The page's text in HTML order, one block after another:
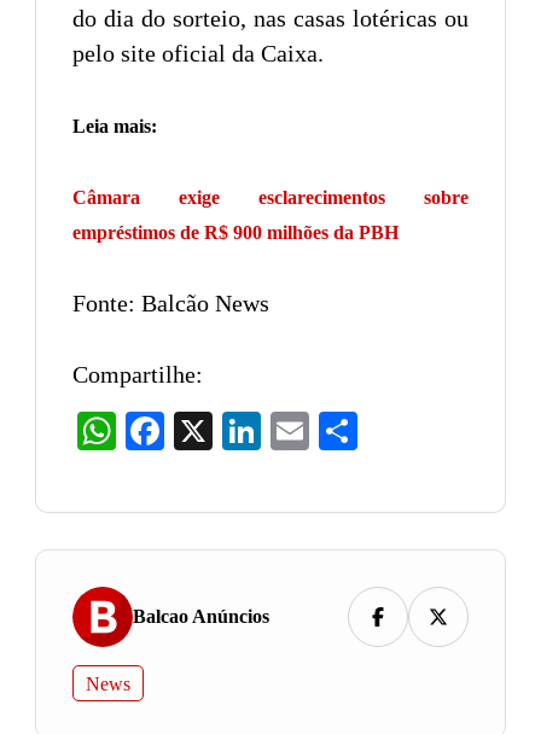
do dia do sorteio, nas casas lotéricas ou
pelo site oficial da Caixa.
Leia mais:
Câmara exige esclarecimentos sobre
empréstimos de R$ 900 milhões da PBH
Fonte: Balcão News
Compartilhe:
WhatsAppFacebook LinkedIn
Email
Balcao Anúncios
News